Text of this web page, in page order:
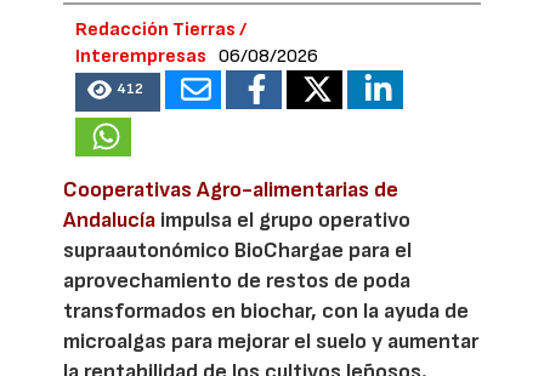
Redacción Tierras /
Interempresas
06/08/2026
412
Cooperativas Agro-alimentarias de
Andalucía impulsa el grupo operativo
supraautonómico BioChargae para el
aprovechamiento de restos de poda
transformados en biochar, con la ayuda de
microalgas para mejorar el suelo y aumentar